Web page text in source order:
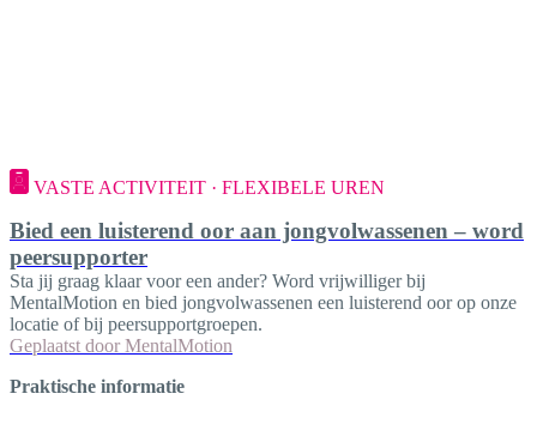
VASTE ACTIVITEIT · FLEXIBELE UREN
Bied een luisterend oor aan jongvolwassenen – word
peersupporter
Sta jij graag klaar voor een ander? Word vrijwilliger bij
MentalMotion en bied jongvolwassenen een luisterend oor op onze
locatie of bij peersupportgroepen.
Geplaatst door MentalMotion
Praktische informatie